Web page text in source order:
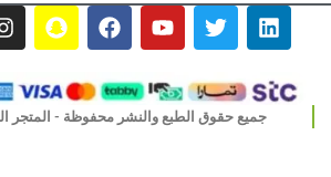
جميع حقوق الطبع والنشر محفوظة - المتجر